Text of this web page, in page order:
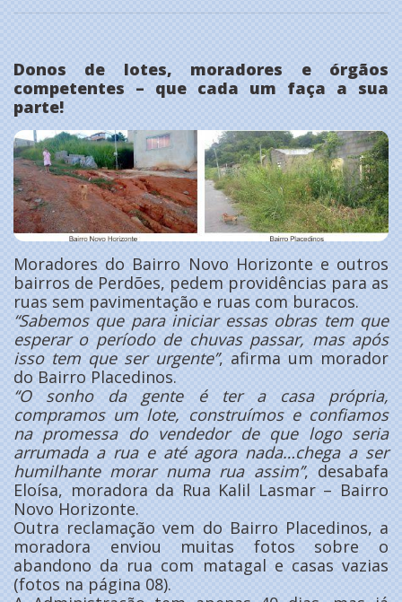
Donos de lotes, moradores e órgãos
competentes – que cada um faça a sua
parte!
Moradores do Bairro Novo Horizonte e outros
bairros de Perdões, pedem providências para as
ruas sem pavimentação e ruas com buracos.
“Sabemos que para iniciar essas obras tem que
esperar o período de chuvas passar, mas após
isso tem que ser urgente’’, afirma um morador
do Bairro Placedinos.
‘‘O sonho da gente é ter a casa própria,
compramos um lote, construímos e confiamos
na promessa do vendedor de que logo seria
arrumada a rua e até agora nada…chega a ser
humilhante morar numa rua assim’’, desabafa
Eloísa, moradora da Rua Kalil Lasmar – Bairro
Novo Horizonte.
Outra reclamação vem do Bairro Placedinos, a
moradora enviou muitas fotos sobre o
abandono da rua com matagal e casas vazias
(fotos na página 08).